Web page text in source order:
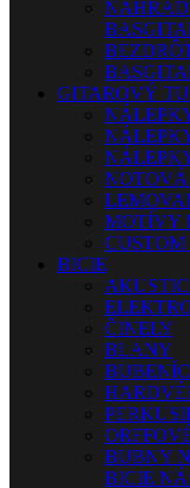
GITAROVÝ
MOTÍVY
BICIE
ČINELY
BLANY
BUBNY
BICIE